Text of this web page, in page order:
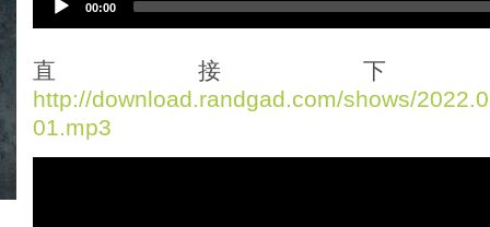
i
o
P
l
00:00
直接
http://download.randgad.com/shows/
01.mp3